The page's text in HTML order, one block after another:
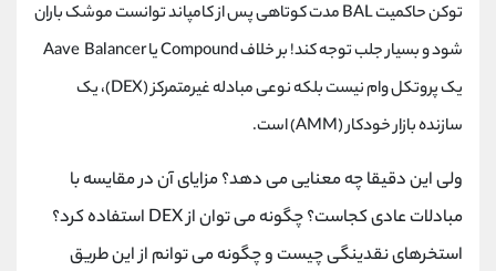
توکن حاکمیت BAL مدت کوتاهی پس از کامپاند توانست موشک باران
شود و بسیار جلب توجه کند! بر خلاف Compound یا Aave Balancer
یک پروتکل وام نیست بلکه نوعی مبادله غیرمتمرکز (DEX)، یک
سازنده بازار خودکار (AMM) است.
ولی این دقیقا چه معنایی می دهد؟ مزایای آن در مقایسه با
مبادلات عادی کجاست؟ چگونه می توان از DEX استفاده کرد؟
استخرهای نقدینگی چیست و چگونه می توانم از این طریق